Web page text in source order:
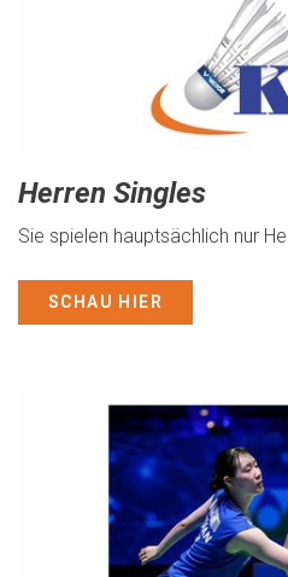
Herren Singles
Sie spielen hauptsächlich nur
SCHAU HIER